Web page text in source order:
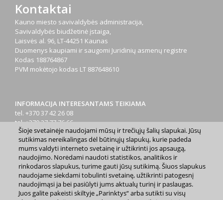
Kontaktai
Kauno miesto savivaldybės administracija,
Savivaldybės biudžetinė įstaiga,
Laisvės al. 96, LT-44251 Kaunas
Duomenys kaupiami ir saugomi Juridinių asmenų registre
Kodas 188764867
PVM mokėtojo kodas LT 887648610
INFORMACIJA INTERESANTAMS TEIKIAMA
tel. +370 37 42 26 08
tel. +370 37 77 76 66
tel. +370 660 07000
el. p.info@kaunas.lt
Šioje svetainėje naudojami mūsų ir trečiųjų šalių slapukai. Jūsų
sutikimas nereikalingas dėl būtinųjų slapukų, kurie padeda
mums valdyti interneto svetainę ir užtikrinti jos apsaugą,
naudojimo. Norėdami naudoti statistikos, analitikos ir
rinkodaros slapukus, turime gauti jūsų sutikimą. Šiuos slapukus
naudojame siekdami tobulinti svetainę, užtikrinti patogesnį
naudojimąsi ja bei pasiūlyti jums aktualų turinį ir paslaugas.
Juos galite pakeisti skiltyje „Parinktys“ arba sutikti su visų